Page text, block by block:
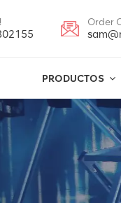
Order
PRODUCTOS